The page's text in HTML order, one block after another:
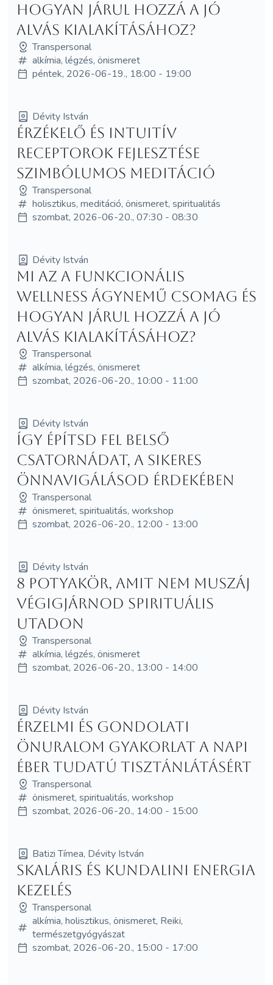
hogyan járul hozzá a jó
alvás kialakításához?
Transpersonal
alkímia, légzés, önismeret
péntek, 2026-06-19., 18:00 - 19:00
Dévity István
Érzékelő és intuitív
receptorok fejlesztése
szimbólumos meditáció
Transpersonal
holisztikus, meditáció, önismeret, spiritualitás
szombat, 2026-06-20., 07:30 - 08:30
Dévity István
Mi az a funkcionális
wellness ágynemű csomag és
hogyan járul hozzá a jó
alvás kialakításához?
Transpersonal
alkímia, légzés, önismeret
szombat, 2026-06-20., 10:00 - 11:00
Dévity István
Így építsd fel belső
csatornádat, a sikeres
önnavigálásod érdekében
Transpersonal
önismeret, spiritualitás, workshop
szombat, 2026-06-20., 12:00 - 13:00
Dévity István
8 potyakör, amit nem muszáj
végigjárnod spirituális
utadon
Transpersonal
alkímia, légzés, önismeret
szombat, 2026-06-20., 13:00 - 14:00
Dévity István
Érzelmi és gondolati
önuralom gyakorlat a napi
éber tudatú tisztánlátásért
Transpersonal
önismeret, spiritualitás, workshop
szombat, 2026-06-20., 14:00 - 15:00
Batizi Tímea, Dévity István
SKALÁRIS ÉS KUNDALINI ENERGIA
KEZELÉS
Transpersonal
alkímia, holisztikus, önismeret, Reiki,
természetgyógyászat
szombat, 2026-06-20., 15:00 - 17:00